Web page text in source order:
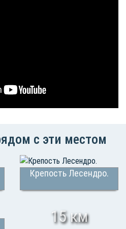
с эти местом
Крепость Лесендро.
15 км